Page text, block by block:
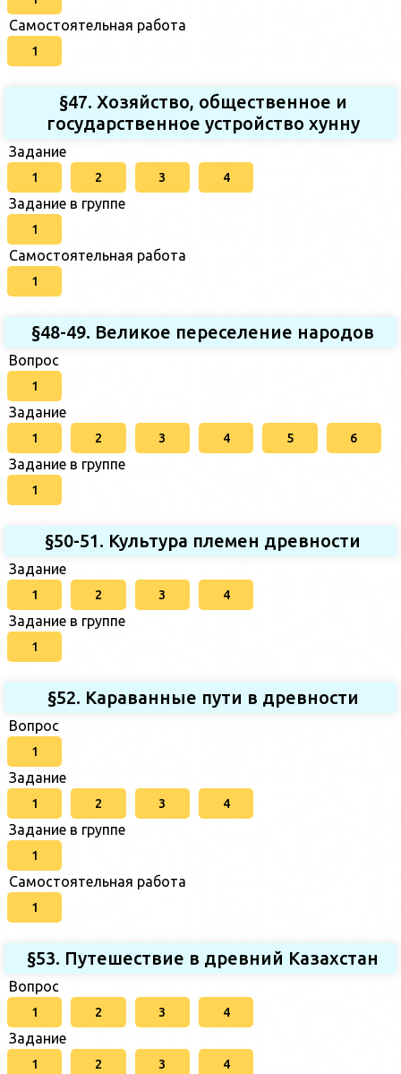
Самостоятельная работа
1
§47. Хозяйство, общественное и
государственное устройство хунну
Задание
1 2 3 4
Задание в группе
1
Самостоятельная работа
1
§48-49. Великое переселение народов
Вопрос
1
Задание
1 2 3 4 5 6
Задание в группе
1
§50-51. Культура племен древности
Задание
1 2 3 4
Задание в группе
1
§52. Караванные пути в древности
Вопрос
1
Задание
1 2 3 4
Задание в группе
1
Самостоятельная работа
1
§53. Путешествие в древний Казахстан
Вопрос
1 2 3 4
Задание
1 2 3 4